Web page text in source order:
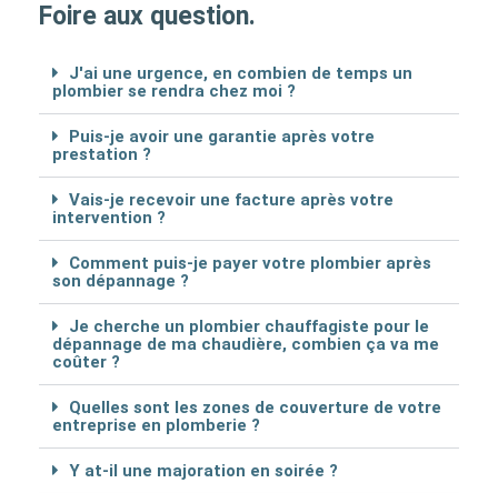
Foire aux question.
J'ai une urgence, en combien de temps un
plombier se rendra chez moi ?
Puis-je avoir une garantie après votre
prestation ?
Vais-je recevoir une facture après votre
intervention ?
Comment puis-je payer votre plombier après
son dépannage ?
Je cherche un plombier chauffagiste pour le
dépannage de ma chaudière, combien ça va me
coûter ?
Quelles sont les zones de couverture de votre
entreprise en plomberie ?
Y at-il une majoration en soirée ?